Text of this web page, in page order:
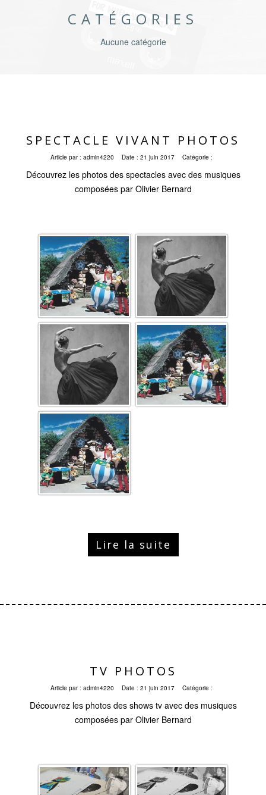
CATÉGORIES
Aucune catégorie
SPECTACLE VIVANT PHOTOS
Article par : admin4220 Date : 21 juin 2017 Catégorie :
Découvrez les photos des spectacles avec des musiques
composées par Olivier Bernard
Lire la suite
TV PHOTOS
Article par : admin4220 Date : 21 juin 2017 Catégorie :
Découvrez les photos des shows tv avec des musiques
composées par Olivier Bernard